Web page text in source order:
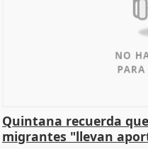
Quintana recuerda
migrantes "llevan